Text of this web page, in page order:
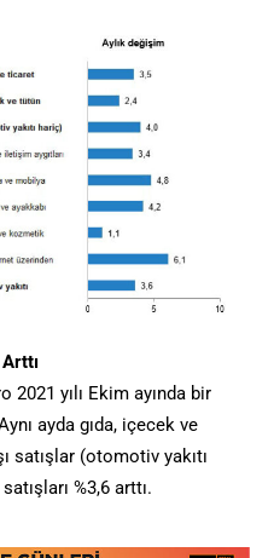
yılı Ekim ayında bir
ayda gıda, içecek ve
satışlar (otomotiv yakıtı
%3,6 arttı.